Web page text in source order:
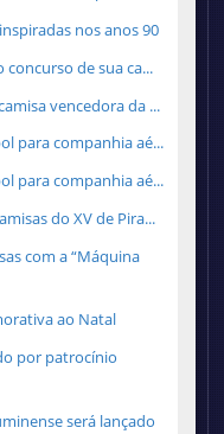
nos anos 90
de sua ca...
vencedora da ...
para companhia aé...
para companhia aé...
do XV de Pira...
com a “Máquina
ao Natal
por patrocínio
será lançado